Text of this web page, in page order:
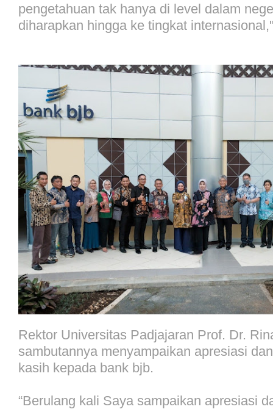
pengetahuan tak hanya di level dalam
diharapkan hingga ke tingkat
Rektor Universitas Padjajaran Prof. Dr.
sambutannya menyampaikan apresiasi
kasih kepada bank bjb.
“Berulang kali Saya sampaikan apresiasi